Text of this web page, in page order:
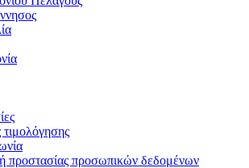
τιμολόγησης
προστασίας προσωπικών δεδομένων